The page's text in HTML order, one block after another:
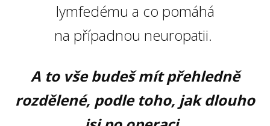
lymfedému a co pomáhá
na případnou neuropatii.
A to vše budeš mít přehledně
rozdělené, podle toho, jak dlouho